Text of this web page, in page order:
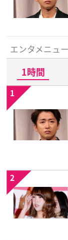
エンタメニュ
1時間
1
2